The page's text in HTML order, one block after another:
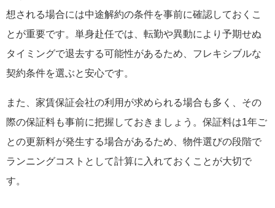
想される場合には中途解約の条件を事前に確認しておくこ
とが重要です。単身赴任では、転勤や異動により予期せぬ
タイミングで退去する可能性があるため、フレキシブルな
契約条件を選ぶと安心です。
また、家賃保証会社の利用が求められる場合も多く、その
際の保証料も事前に把握しておきましょう。保証料は1年ご
との更新料が発生する場合があるため、物件選びの段階で
ランニングコストとして計算に入れておくことが大切で
す。